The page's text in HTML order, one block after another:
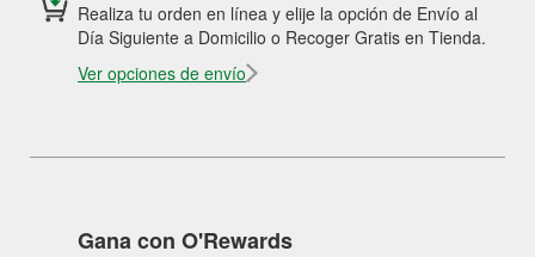
Realiza tu orden en línea y elije la opción de Envío al
Día Siguiente a Domicilio o Recoger Gratis en Tienda.
Ver opciones de envío
Gana con O'Rewards